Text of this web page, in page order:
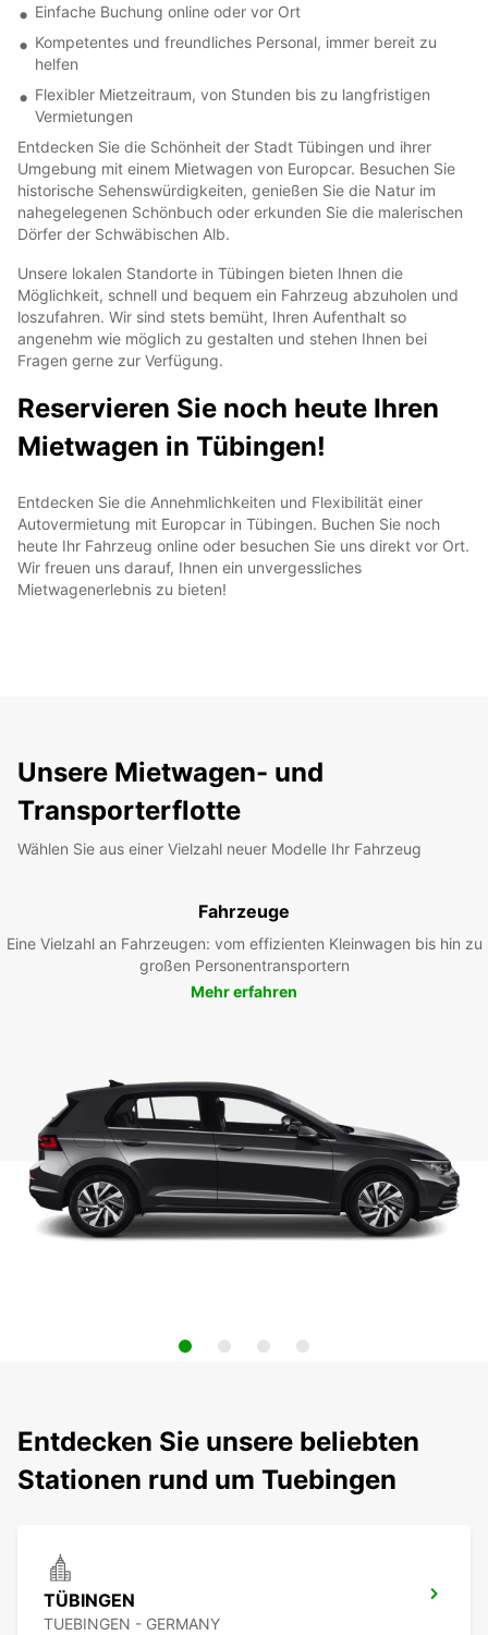
Einfache Buchung online oder vor Ort
Kompetentes und freundliches Personal, immer bereit zu
helfen
Flexibler Mietzeitraum, von Stunden bis zu langfristigen
Vermietungen
Entdecken Sie die Schönheit der Stadt Tübingen und ihrer
Umgebung mit einem Mietwagen von Europcar. Besuchen Sie
historische Sehenswürdigkeiten, genießen Sie die Natur im
nahegelegenen Schönbuch oder erkunden Sie die malerischen
Dörfer der Schwäbischen Alb.
Unsere lokalen Standorte in Tübingen bieten Ihnen die
Möglichkeit, schnell und bequem ein Fahrzeug abzuholen und
loszufahren. Wir sind stets bemüht, Ihren Aufenthalt so
angenehm wie möglich zu gestalten und stehen Ihnen bei
Fragen gerne zur Verfügung.
Reservieren Sie noch heute Ihren
Mietwagen in Tübingen!
Entdecken Sie die Annehmlichkeiten und Flexibilität einer
Autovermietung mit Europcar in Tübingen. Buchen Sie noch
heute Ihr Fahrzeug online oder besuchen Sie uns direkt vor Ort.
Wir freuen uns darauf, Ihnen ein unvergessliches
Mietwagenerlebnis zu bieten!
Unsere Mietwagen- und
Transporterflotte
Wählen Sie aus einer Vielzahl neuer Modelle Ihr Fahrzeug
Fahrzeuge
Eine Vielzahl an Fahrzeugen: vom effizienten Kleinwagen bis hin zu
großen Personentransportern
Mehr erfahren
Entdecken Sie unsere beliebten
Stationen rund um Tuebingen
TÜBINGEN
TUEBINGEN - GERMANY